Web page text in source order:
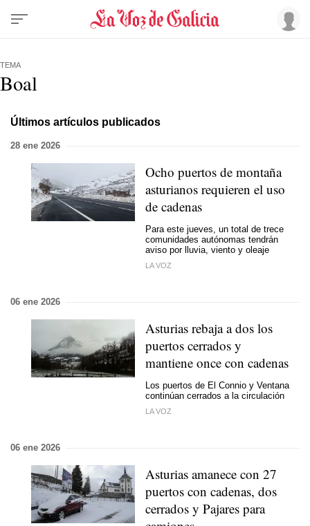
TEMA
Boal
Últimos artículos publicados
28 ene 2026
Ocho puertos de montaña
asturianos requieren el uso
de cadenas
Para este jueves, un total de trece
comunidades autónomas tendrán
aviso por lluvia, viento y oleaje
LA VOZ
06 ene 2026
Asturias rebaja a dos los
puertos cerrados y
mantiene once con cadenas
Los puertos de El Connio y Ventana
continúan cerrados a la circulación
LA VOZ
06 ene 2026
Asturias amanece con 27
puertos con cadenas, dos
cerrados y Pajares para